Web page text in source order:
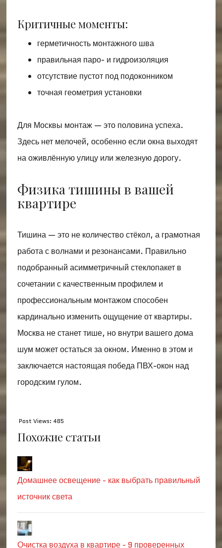
Критичные моменты:
герметичность монтажного шва
правильная паро- и гидроизоляция
отсутствие пустот под подоконником
точная геометрия установки
Для Москвы монтаж — это половина успеха.
Здесь нет мелочей, особенно если окна выходят
на оживлённую улицу или железную дорогу.
Физика тишины в вашей
квартире
Тишина — это не количество стёкол, а грамотная
работа с волнами и резонансами. Правильно
подобранный асимметричный стеклопакет в
сочетании с качественным профилем и
профессиональным монтажом способен
кардинально изменить ощущение от квартиры.
Москва не станет тише, но внутри вашего дома
шум может остаться за окном. Именно в этом и
заключается настоящая победа ПВХ-окон над
городским гулом.
Post Views: 485
Похожие статьи
Домашнее освещение - как выбрать правильный
источник света
Очистка воздуха в квартире - 9 проверенных